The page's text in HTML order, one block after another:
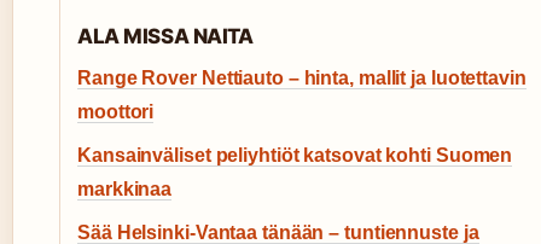
ALA MISSA NAITA
Range Rover Nettiauto – hinta, mallit ja luotettavin
moottori
Kansainväliset peliyhtiöt katsovat kohti Suomen
markkinaa
Sää Helsinki-Vantaa tänään – tuntiennuste ja